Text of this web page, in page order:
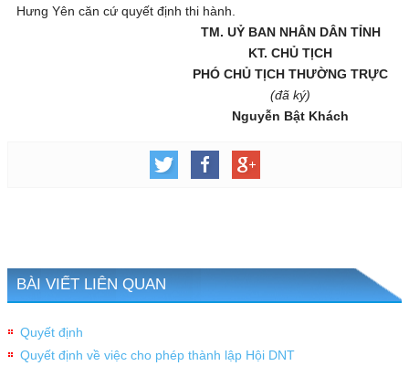
Hưng Yên căn cứ quyết định thi hành.
TM. UỶ BAN NHÂN DÂN TỈNH
KT. CHỦ TỊCH
PHÓ CHỦ TỊCH THƯỜNG TRỰC
(đã ký)
Nguyễn Bật Khách
BÀI VIẾT LIÊN QUAN
Quyết định
Quyết định về việc cho phép thành lập Hội DNT